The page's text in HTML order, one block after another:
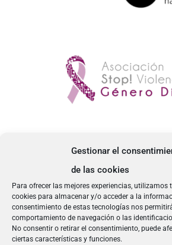
Gestionar el
de las cookies
Para ofrecer las mejores experiencias,
cookies para almacenar y/o acceder a la
consentimiento de estas tecnologías nos
comportamiento de navegación o las
No consentir o retirar el consentimiento, puede
ciertas características y funciones.